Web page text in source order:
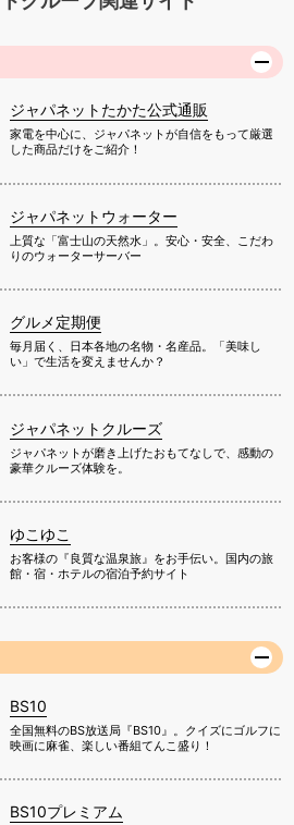
ジャパネットたかた公式通販
家電を中心に、ジャパネットが自信をもって厳選
した商品だけをご紹介！
ジャパネットウォーター
上質な「富士山の天然水」。安心・安全、こだわ
りのウォーターサーバー
グルメ定期便
毎月届く、日本各地の名物・名産品。「美味し
い」で生活を変えませんか？
ジャパネットクルーズ
ジャパネットが磨き上げたおもてなしで、感動の
豪華クルーズ体験を。
ゆこゆこ
お客様の『良質な温泉旅』をお手伝い。国内の旅
館・宿・ホテルの宿泊予約サイト
BS10
全国無料のBS放送局『BS10』。クイズにゴルフに
映画に麻雀、楽しい番組てんこ盛り！
BS10プレミアム